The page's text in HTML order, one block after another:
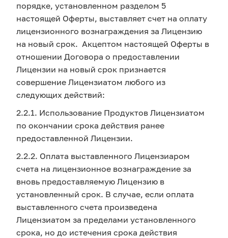
порядке, установленном разделом 5
настоящей Оферты, выставляет счет на оплату
лицензионного вознаграждения за Лицензию
на новый срок. Акцептом настоящей Оферты в
отношении Договора о предоставлении
Лицензии на новый срок признается
совершение Лицензиатом любого из
следующих действий:
2.2.1. Использование Продуктов Лицензиатом
по окончании срока действия ранее
предоставленной Лицензии.
2.2.2. Оплата выставленного Лицензиаром
счета на лицензионное вознаграждение за
вновь предоставляемую Лицензию в
установленный срок. В случае, если оплата
выставленного счета произведена
Лицензиатом за пределами установленного
срока, но до истечения срока действия